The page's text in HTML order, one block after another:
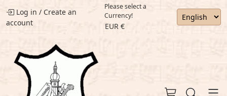
Log in / Create an
account
Please select a
Currency!
EUR €